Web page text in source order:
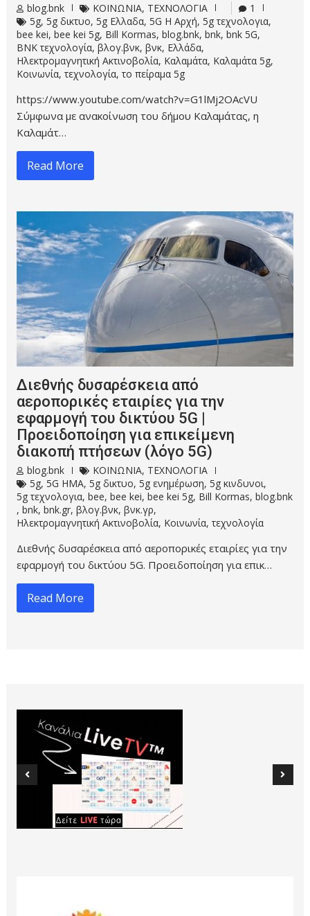
blog.bnk ΚΟΙΝΩΝΙΑ, ΤΕΧΝΟΛΟΓΙΑ
1
5g,5g δικτυο,5g Ελλαδα,5G Η Αρχή,5g τεχνολογια,
bee kei,bee kei 5g, Bill Kormas,blog.bnk,bnk,bnk 5G,
BNK τεχνολογία,βλογ.βνκ,βνκ, Ελλάδα,
Ηλεκτρομαγνητική Ακτινοβολία, Καλαμάτα, Καλαμάτα 5g,
Κοινωνία,τεχνολογία,το πείραμα 5g
https://www.youtube.com/watch?v=G1lMj2OAcVU
Σύμφωνα με ανακοίνωση του δήμου Καλαμάτας, η
Καλαμάτ…
Read More
Διεθνής δυσαρέσκεια από
αεροπορικές εταιρίες για την
εφαρμογή του δικτύου 5G |
Προειδοποίηση για επικείμενη
διακοπή πτήσεων (λόγο 5G)
blog.bnk ΚΟΙΝΩΝΙΑ, ΤΕΧΝΟΛΟΓΙΑ
5g,5G HMA,5g δικτυο,5g ενημέρωση,5g κινδυνοι,
5g τεχνολογια,bee,bee kei,bee kei 5g, Bill Kormas,blog.bnk
,bnk,bnk.gr,βλογ.βνκ,βνκ.γρ,
Ηλεκτρομαγνητική Ακτινοβολία, Κοινωνία,τεχνολογία
Διεθνής δυσαρέσκεια από αεροπορικές εταιρίες για την
εφαρμογή του δικτύου 5G. Προειδοποίηση για επικ…
Read More